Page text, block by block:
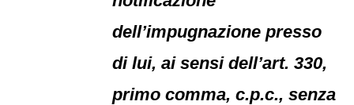
dell’impugnazione presso
di lui, ai sensi dell’art. 330,
primo comma, c.p.c., senza